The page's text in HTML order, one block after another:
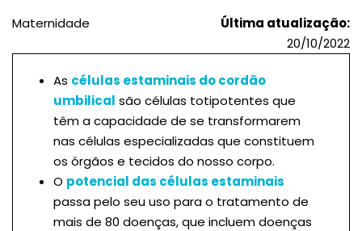
Maternidade
Última atualização:
20/10/2022
As células estaminais do cordão
umbilical são células totipotentes que
têm a capacidade de se transformarem
nas células especializadas que constituem
os órgãos e tecidos do nosso corpo.
O potencial das células estaminais
passa pelo seu uso para o tratamento de
mais de 80 doenças, que incluem doenças